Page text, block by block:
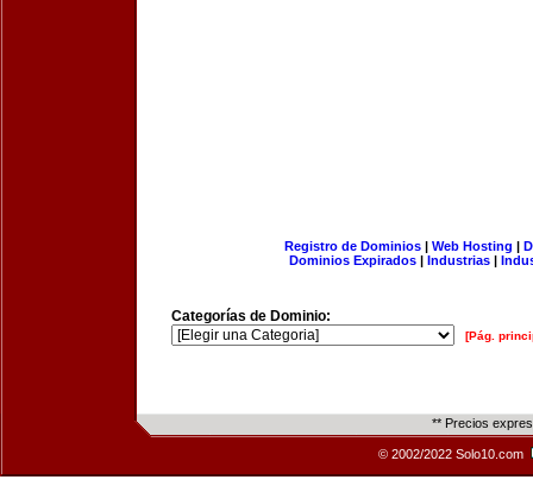
Registro de Dominios| Web Hosting |
Dominios Expirados | Industrias |
Categorías de Dominio:
[Pág.
** Precios
© 2002/2022 Solo10.com